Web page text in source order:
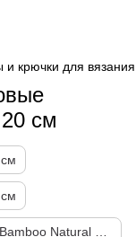
и крючки для вязания
см